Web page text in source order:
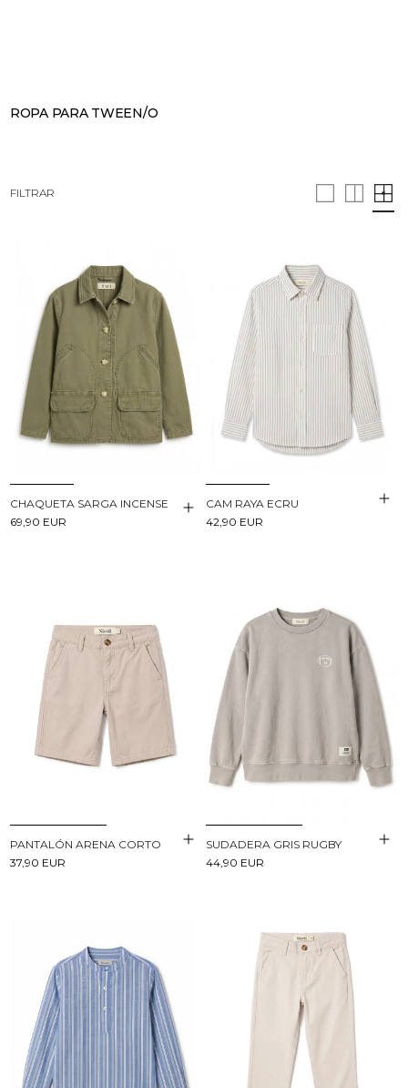
ROPA PARA TWEEN/O
FILTRAR
CHAQUETA SARGA INCENSE
69,90 EUR
CAM RAYA ECRU
42,90 EUR
PANTALÓN ARENA CORTO
37,90 EUR
SUDADERA GRIS RUGBY
44,90 EUR